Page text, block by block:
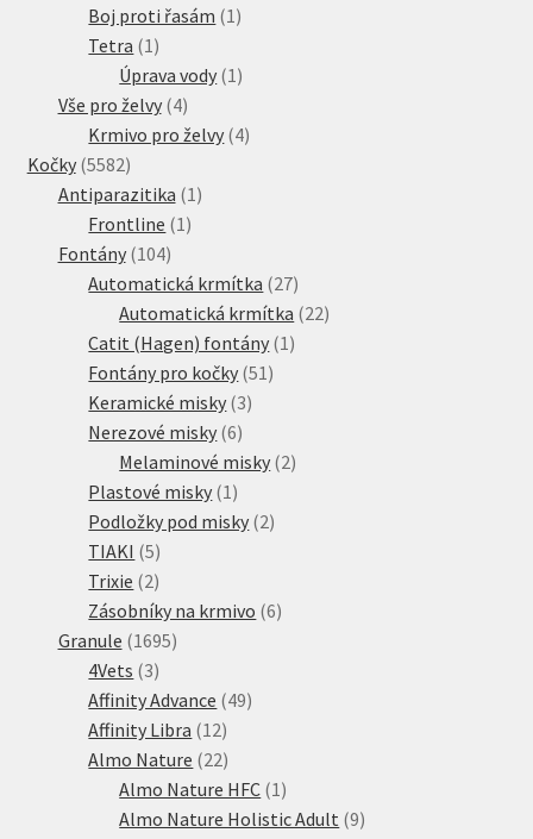
produkty
Boj proti řasám 1 1
Tetra 1 1
produkt
Úprava vody 1 1
Vše pro želvy 44
produkty
Krmivo pro želvy 44
Kočky 55825582
produktů
Antiparazitika 1 1
Frontline 1 1
Fontány 104104
produktů
Automatická krmítka 2727
produktů
Automatická krmítka 2222
Catit (Hagen) fontány 1 1
Fontány pro kočky 51 51
Keramické misky 33
Nerezové misky 66
produktů
Melaminové misky 22
Plastové misky 1 1
produkt
Podložky pod misky 22
TIAKI 55
produktů
Trixie 22
produkty
Zásobníky na krmivo 66
Granule 16951695
4Vets 33
produkty
Affinity Advance 4949
Affinity Libra 1212
produktů
Almo Nature 2222
produktů
Almo Nature HFC 1 1
produkt
Almo Nature Holistic Adult 99